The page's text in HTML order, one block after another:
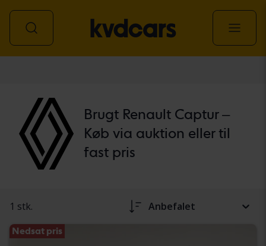
Brugt Renault Captur –
Køb via auktion eller til
fast pris
1 stk. Anbefalet
Nedsat pris